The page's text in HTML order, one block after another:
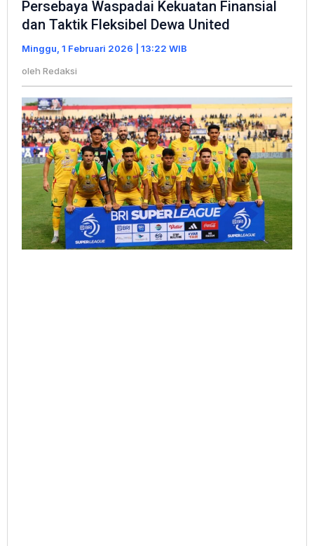
Kekuatan
Finansial
dan
Fleksibel
Dewa
United
Persebaya Waspadai Kekuatan Finansial
dan Taktik Fleksibel Dewa United
Minggu, 1 Februari 2026 | 13:22 WIB
oleh Redaksi